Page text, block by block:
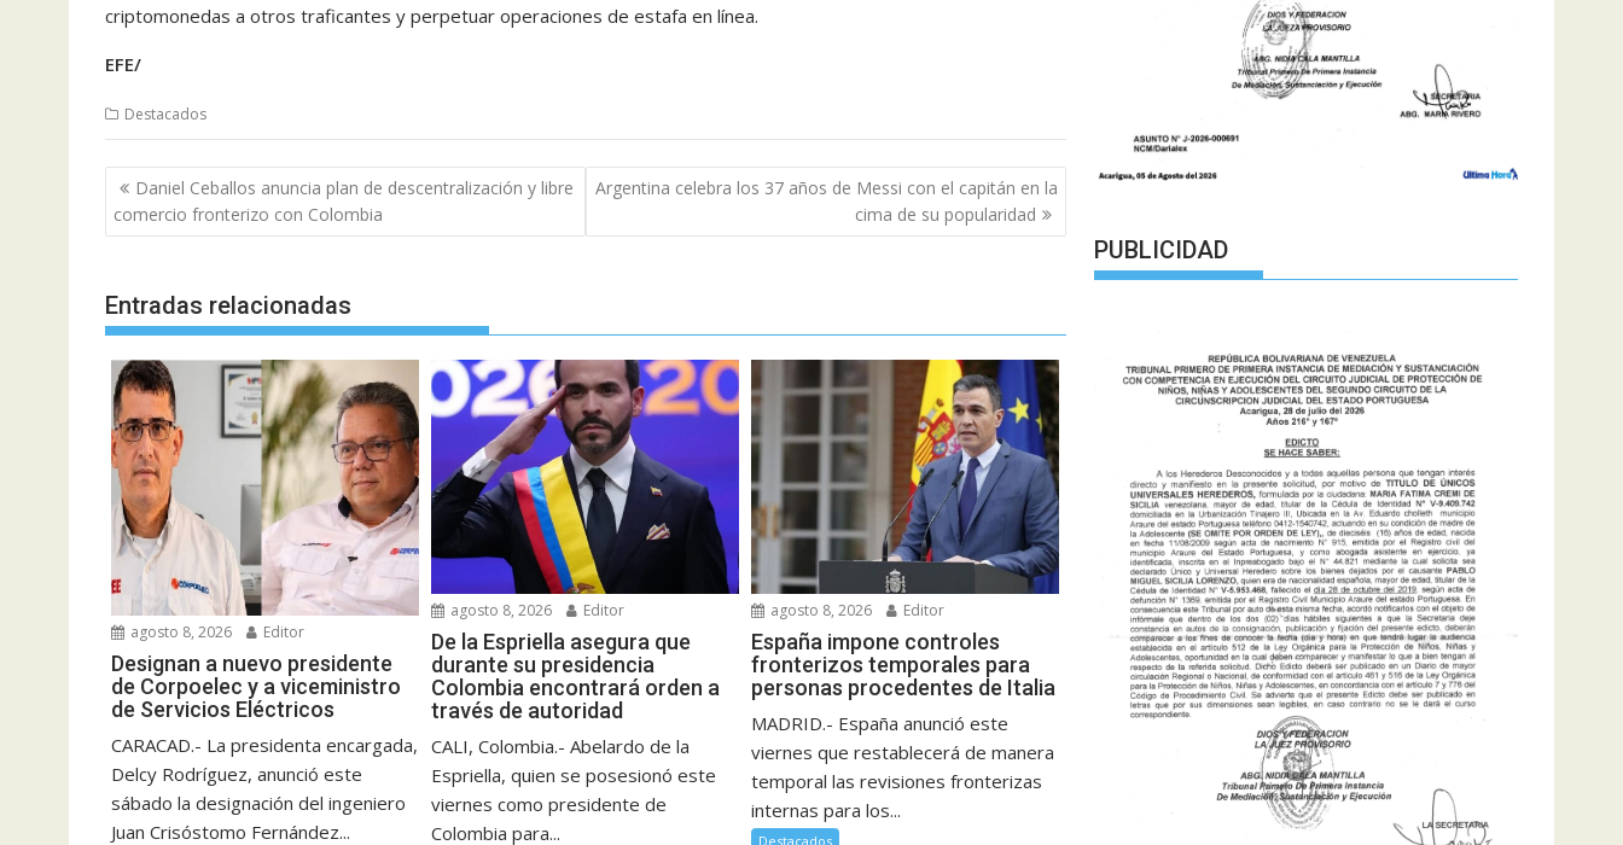
criptomonedas a otros traficantes y perpetuar operaciones de estafa en línea.
EFE/
Destacados
Navegación
de
entradas
Daniel Ceballos anuncia plan de descentralización y libre
comercio fronterizo con Colombia
Argentina celebra los 37 años de Messi con el capitán en la
cima de su popularidad
Entradas relacionadas
agosto 8, 2026 Editor
Designan a nuevo presidente
de Corpoelec y a viceministro
de Servicios Eléctricos
CARACAD.- La presidenta encargada,
Delcy Rodríguez, anunció este
sábado la designación del ingeniero
Juan Crisóstomo Fernández...
agosto 8, 2026 Editor
De la Espriella asegura que
durante su presidencia
Colombia encontrará orden a
través de autoridad
CALI, Colombia.- Abelardo de la
Espriella, quien se posesionó este
viernes como presidente de
Colombia para...
agosto 8, 2026 Editor
España impone controles
fronterizos temporales para
personas procedentes de Italia
MADRID.- España anunció este
viernes que restablecerá de manera
temporal las revisiones fronterizas
internas para los...
Destacados
PUBLICIDAD